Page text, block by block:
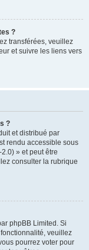
?
transférées, veuillez
et suivre les liens vers
?
et distribué par
rendu accessible sous
» et peut être
consulter la rubrique
phpBB Limited. Si
veuillez
pourrez voter pour